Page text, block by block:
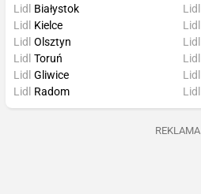
Lidl
Białystok
Lidl
Kielce
Lidl
Lidl
Lidl Olsztyn
Lidl Toruń
Lidl Gliwice
Lidl
Radom
Lidl
Lidl
Lidl
Lidl
REKLAMA